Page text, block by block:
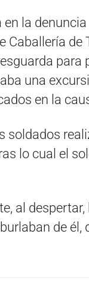
en la
Caballería de
para
una
en la
soldados
lo cual el
al
de él,